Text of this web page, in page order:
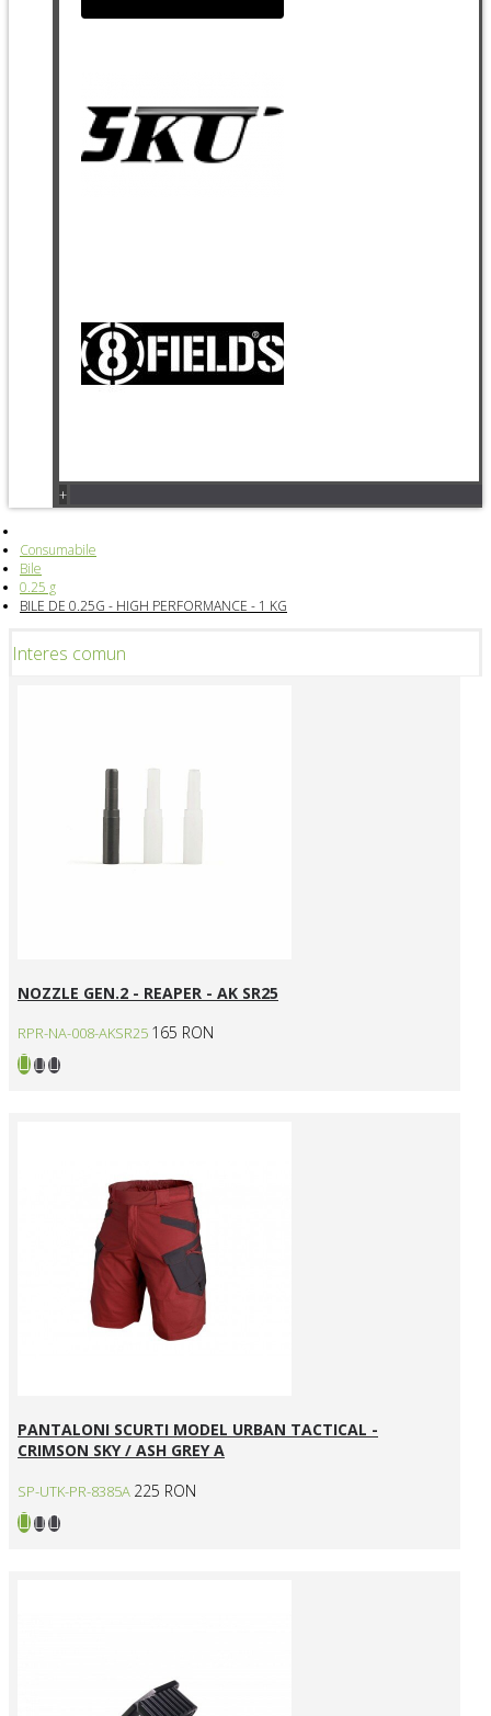
+
Consumabile
Bile
0.25 g
BILE DE 0.25G - HIGH PERFORMANCE - 1 KG
Interes comun
NOZZLE GEN.2 - REAPER - AK SR25
RPR-NA-008-AKSR25 165 RON
PANTALONI SCURTI MODEL URBAN TACTICAL -
CRIMSON SKY / ASH GREY A
SP-UTK-PR-8385A 225 RON